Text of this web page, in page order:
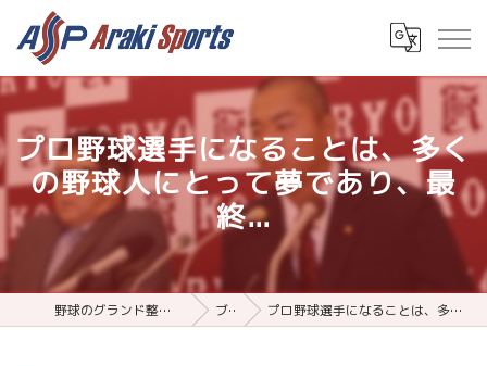
プロ野球選手になることは、多く
の野球人にとって夢であり、最
終...
野球のグランド整備用品ならアラキスポーツ ブログ プロ野球選手になることは、多くの野球人にとって夢であり、最終...